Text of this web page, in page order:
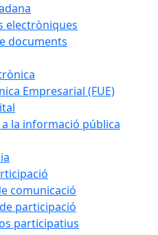
electròniques
documents
Empresarial (FUE)
la informació pública
comunicació
participació
participatius